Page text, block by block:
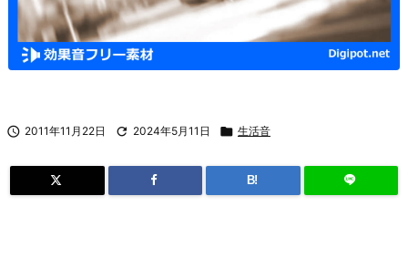
 2011年11月22日  2024年5月11日  生活音
B!